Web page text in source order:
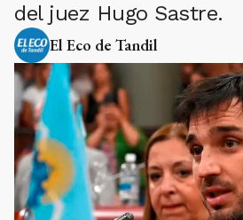
del juez Hugo Sastre.
El Eco de Tandil